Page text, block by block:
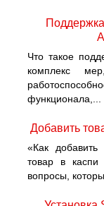
Что такое
комплекс
функционала,...
Добавить
«Как добавить
товар в
вопросы,